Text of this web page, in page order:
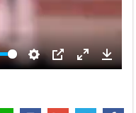
Settings
PIP
Enter